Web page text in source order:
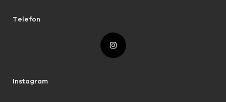
Telefon
Instagram